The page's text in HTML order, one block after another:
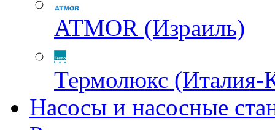
ATMOR (Израиль)
Термолюкс (Италия-
Насосы и насосные